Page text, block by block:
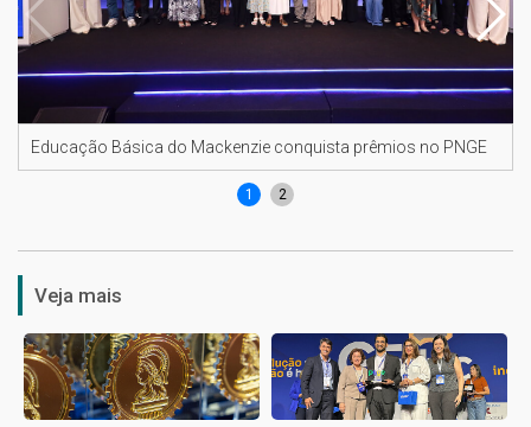
Educação Básica do Mackenzie conquista prêmios no PNGE
1 2
Veja mais